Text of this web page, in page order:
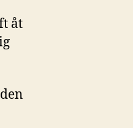
åt